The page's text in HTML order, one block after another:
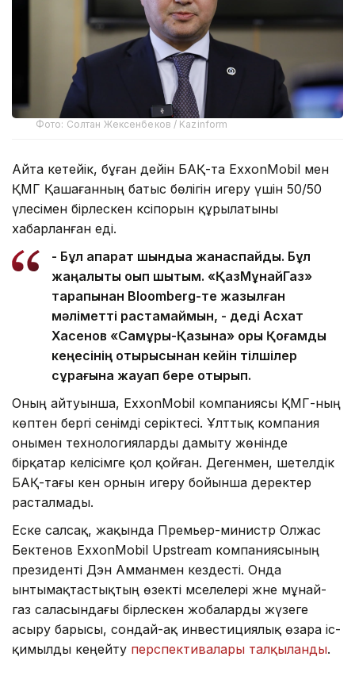
Фото: Солтан Жексенбеков / Kazinform
Айта кетейік, бұған дейін БАҚ-та ExxonMobil мен
ҚМГ Қашағанның батыс бөлігін игеру үшін 50/50
үлесімен бірлескен кәсіпорын құрылатыны
хабарланған еді.
- Бұл ақпарат шындыққа жанаспайды. Бұл
жаңалықты оқып шықтым. «ҚазМұнайГаз»
тарапынан Bloomberg-те жазылған
мәліметті растамаймын, - деді Асхат
Хасенов «Самұрық-Қазына» қоры Қоғамдық
кеңесінің отырысынан кейін тілшілер
сұрағына жауап бере отырып.
Оның айтуынша, ExxonMobil компаниясы ҚМГ-ның
көптен бергі сенімді серіктесі. Ұлттық компания
онымен технологияларды дамыту жөнінде
бірқатар келісімге қол қойған. Дегенмен, шетелдік
БАҚ-тағы кен орнын игеру бойынша деректер
расталмады.
Еске салсақ, жақында Премьер-министр Олжас
Бектенов ExxonMobil Upstream компаниясының
президенті Дэн Амманмен кездесті. Онда
ынтымақтастықтың өзекті мәселелері және мұнай-
газ саласындағы бірлескен жобаларды жүзеге
асыру барысы, сондай-ақ инвестициялық өзара іс-
қимылды кеңейту перспективалары талқыланды.